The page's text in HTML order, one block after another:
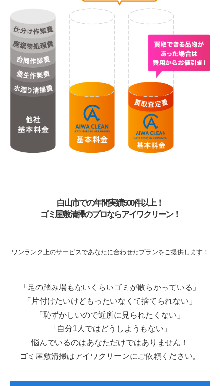
白山市での年間実績500件以上！
ゴミ屋敷清掃のプロならアイワクリーン！
ワンランク上のサービスであなたに合わせたプランをご提供します！
「足の踏み場もないくらいゴミが散らかっている」
「片付けたいけどもったいなくて捨てられない」
「恥ずかしいので近所に見られたくない」
「自分1人ではどうしようもない」
悩んでいるのはあなただけではありません！
ゴミ屋敷清掃はアイワクリーンにご依頼ください。